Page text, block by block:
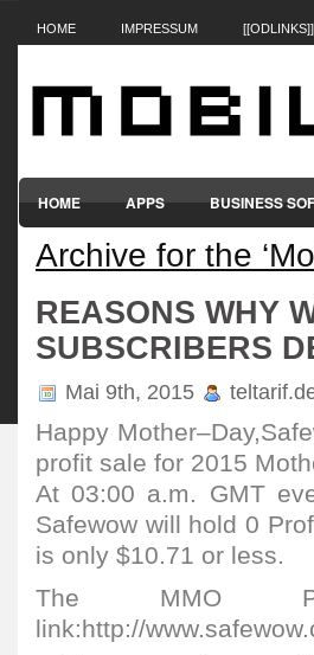
HOME IMPRESSUM [[ODLINKS]]
HOME APPS BUSINESS
SMARTPHONES & HANDYS
Archive for the
REASONS WHY
SUBSCRIBERS
Mai 9th, 2015
Happy
profit sale for 2015
At 03:00 a.m. GMT
Safewow will hold 0
is only $10.71 or less.
The MMO
link:http://